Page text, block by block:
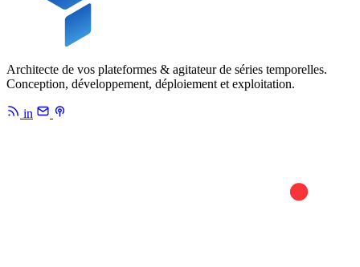
Architecte de vos plateformes & agitateur de séries temporelles.
Conception, développement, déploiement et exploitation.
in